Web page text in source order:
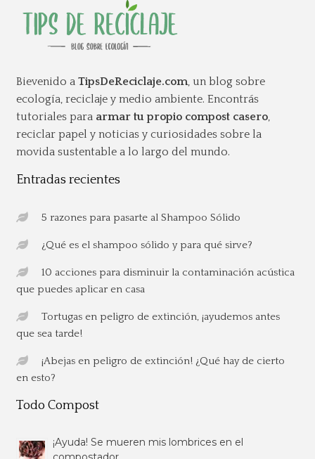
Bievenido a TipsDeReciclaje.com, un blog sobre
ecología, reciclaje y medio ambiente. Encontrás
tutoriales para armar tu propio compost casero,
reciclar papel y noticias y curiosidades sobre la
movida sustentable a lo largo del mundo.
Entradas recientes
5 razones para pasarte al Shampoo Sólido
¿Qué es el shampoo sólido y para qué sirve?
10 acciones para disminuir la contaminación acústica
que puedes aplicar en casa
Tortugas en peligro de extinción, ¡ayudemos antes
que sea tarde!
¡Abejas en peligro de extinción! ¿Qué hay de cierto
en esto?
Todo Compost
¡Ayuda! Se mueren mis lombrices en el